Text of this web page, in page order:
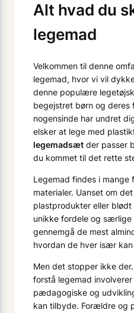
Alt hvad du
legemad
Velkommen til denne
legemad, hvor vi vil
denne populære
begejstret børn og
nogensinde har undret
elsker at lege med
legemadsæt der passer
du kommet til det rette
Legemad findes i mange
materialer. Uanset om
plastprodukter eller
unikke fordele og særlige
gennemgå de mest
hvordan de hver især
Men det stopper ikke
forstå legemad
pædagogiske og
kan tilbyde. Forældre